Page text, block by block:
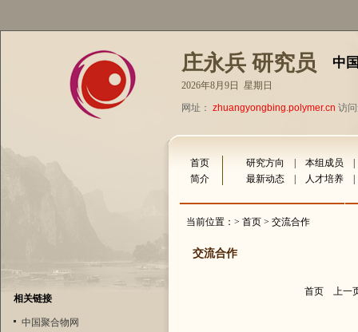
庄永兵 研究员 中
2026年8月9日 星期日
网址： zhuangyongbing.polymer.cn 访
相关链接
中国聚合物网
首页 研究方向 本组成员
简介
最新动态 人才培养
当前位置：> 首页 > 交流合作
交流合作
首页 上一